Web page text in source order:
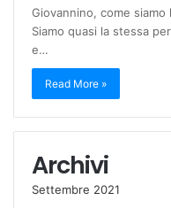
Giovannino, come
Siamo quasi la stessa
e…
Read More »
Archivi
Settembre 2021